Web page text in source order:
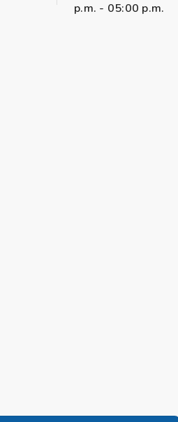
p.m. - 05:00 p.m.